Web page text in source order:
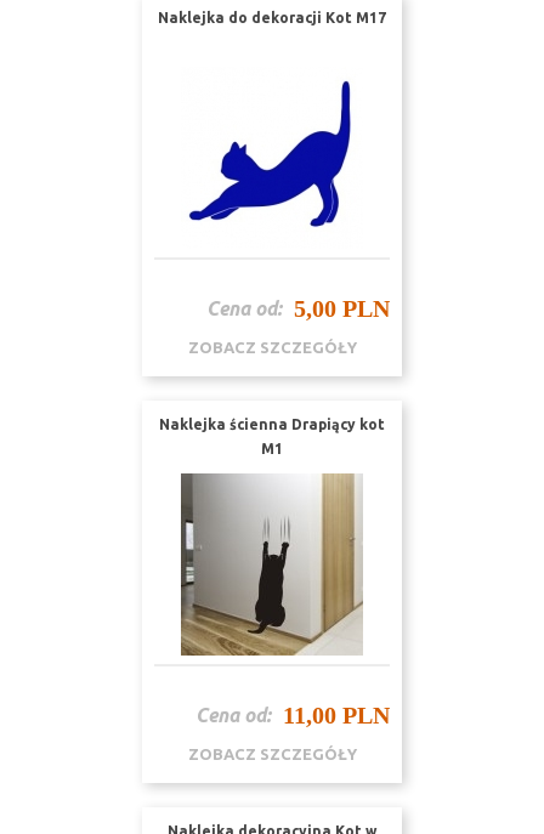
Naklejka do dekoracji Kot M17
Cena od: 5,00 PLN
ZOBACZ SZCZEGÓŁY
Naklejka ścienna Drapiący kot
M1
Cena od: 11,00 PLN
ZOBACZ SZCZEGÓŁY